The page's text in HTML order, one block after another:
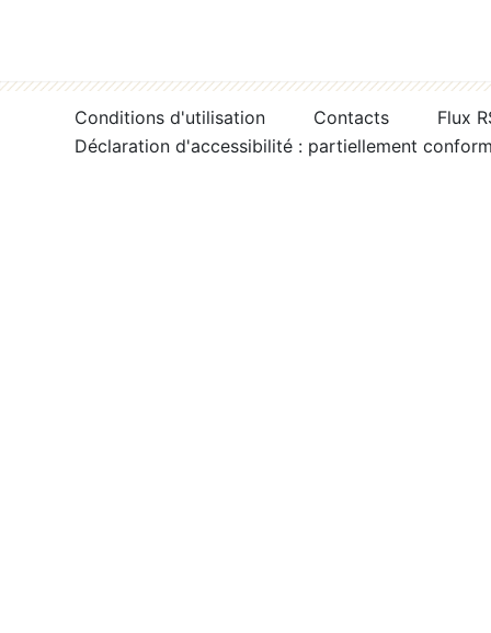
Conditions d'utilisation Contacts
Flux
Déclaration d'accessibilité : partiellement